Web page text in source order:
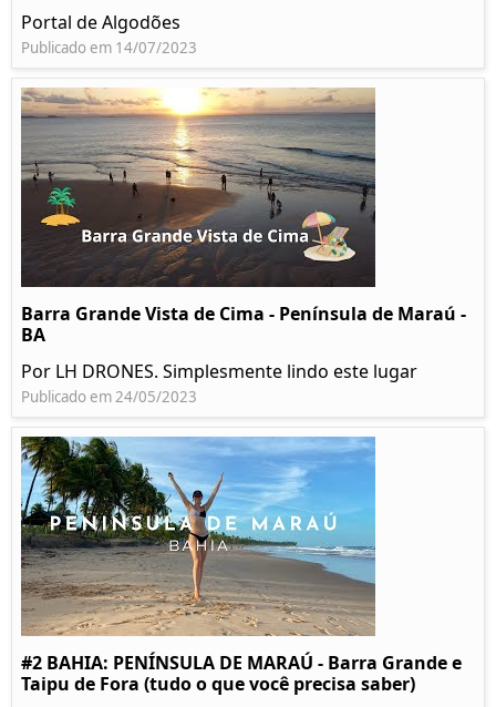
Portal de Algodões
Publicado em 14/07/2023
Barra Grande Vista de Cima - Península de Maraú -
BA
Por LH DRONES. Simplesmente lindo este lugar
Publicado em 24/05/2023
#2 BAHIA: PENÍNSULA DE MARAÚ - Barra Grande e
Taipu de Fora (tudo o que você precisa saber)